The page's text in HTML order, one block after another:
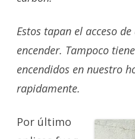
Estos tapan el acceso
encender. Tampoco
encendidos en nuestro
rapidamente.
Por último